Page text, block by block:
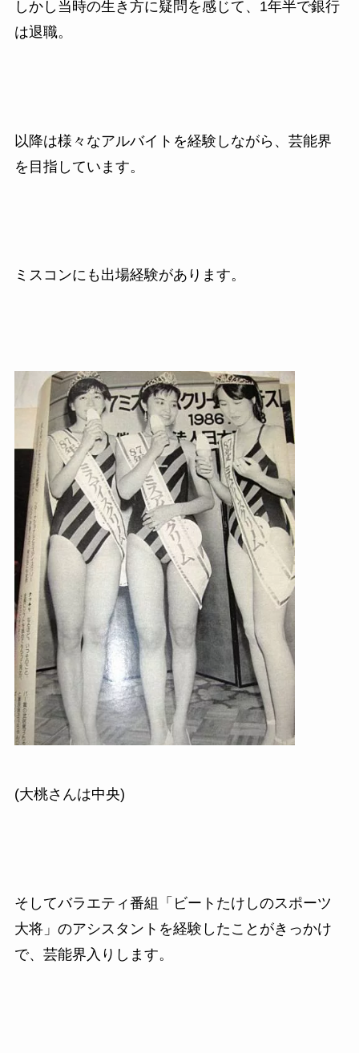
しかし当時の生き方に疑問を感じて、 1年半で銀行
は退職。
以降は様々なアルバイトを経験しながら、芸能界
を目指しています。
ミスコンにも出場経験があります。
(大桃さんは中央)
そしてバラエティ番組「ビートたけしのスポーツ
大将」のアシスタントを経験したことがきっかけ
で、芸能界入りします。